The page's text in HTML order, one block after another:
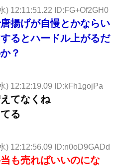
) 12:11:51.22 ID:FG+Of2GH0
揚げが自慢とかならい
るとハードル上がるだ
？
) 12:12:19.09 ID:kFh1gojPa
てなくね
る
) 12:12:56.09 ID:n0oD9GADd
も売ればいいのにな